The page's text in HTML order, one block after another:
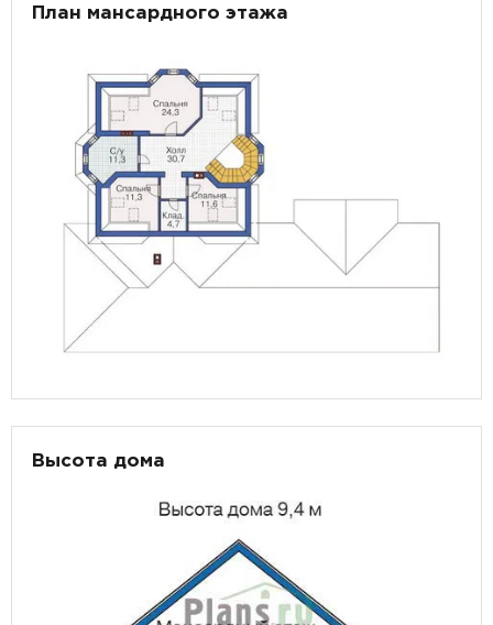
План мансардного этажа
Высота дома